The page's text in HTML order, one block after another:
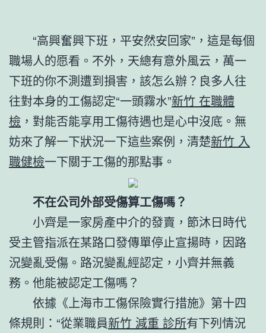
“高興奮興下班，平安然安回家”，這是每個
職場人的愿看。不外，天總有意外風云，萬一
下班的你不測遭到損害，該怎么辦？良多人往
往對本身的工傷認定“一頭霧水”新竹 在職體
檢 ，對能否能享用工傷待遇也是心中沒底。無
妨來了解一下狀況一下這些案例，清楚新竹 入
職健檢一下關于工傷的那點事。
不在公司外部受傷算工傷嗎？
小齊是一家房產中介的發賣，節沐日時代
受主管指派在某路口發傳單停止宣揚時，因路
況變亂受傷。路況變亂經認定，小齊并無義
務。他能被認定工傷嗎？
依據《上海市工傷保險實行措施》第十四
條規則：“從業職員新竹 減重 診所有下列情況